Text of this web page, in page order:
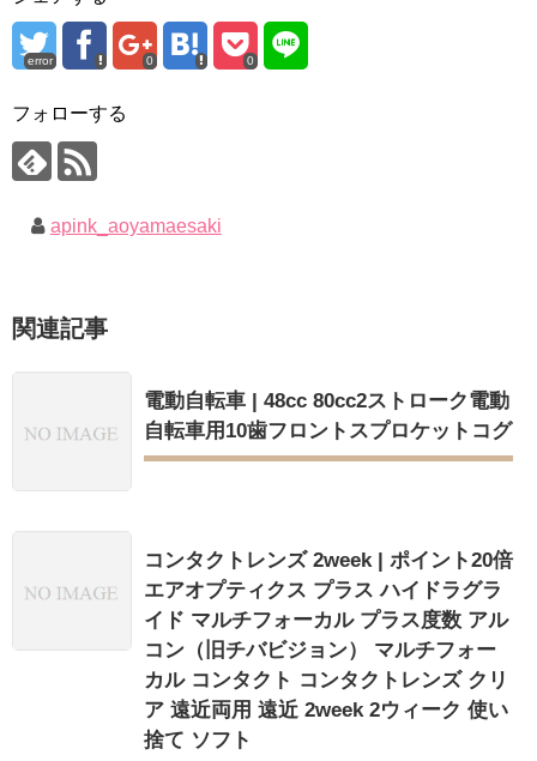
error 0 0
フォローする
apink_aoyamaesaki
関連記事
電動自転車 | 48cc 80cc2ストローク電動
自転車用10歯フロントスプロケットコグ
コンタクトレンズ 2week | ポイント20倍
エアオプティクス プラス ハイドラグラ
イド マルチフォーカル プラス度数 アル
コン（旧チバビジョン） マルチフォー
カル コンタクト コンタクトレンズ クリ
ア 遠近両用 遠近 2week 2ウィーク 使い
捨て ソフト